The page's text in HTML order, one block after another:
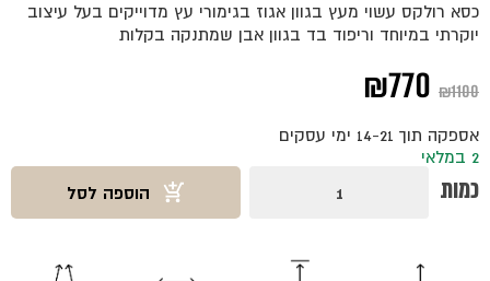
כסא רולקס עשוי מעץ בגוון אגוז בגימורי עץ מדוייקים בעל עיצוב
יוקרתי במיוחד וריפוד בד בגוון אבן שמתנקה בקלות
₪1100
המחיר
המקורי
היה:
₪770
הנוכחי
₪770.
אספקה תוך 14-21 ימי עסקים
2 במלאי
כמות הוספה לסל